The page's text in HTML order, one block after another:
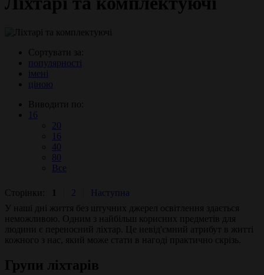
Сортувати за:
популярності
імені
ціною
Виводити по:
16
20
16
40
80
Все
Сторінки: 1 2
Наступна
У наші дні життя без штучних джерел освітлення здається
неможливою. Одним з найбільш корисних предметів для
людини є переносний ліхтар. Це невід'ємний атрибут в житті
кожного з нас, який може стати в нагоді практично скрізь.
Групи ліхтарів